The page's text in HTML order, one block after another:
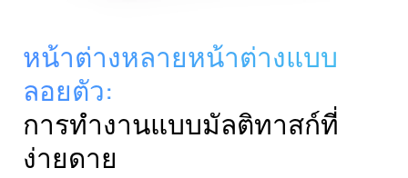
หน้าต่างหลายหน้าต่างแบบ
ลอยตัว:
การทํางานแบบมัลติทาสก์ที่
ง่ายดาย